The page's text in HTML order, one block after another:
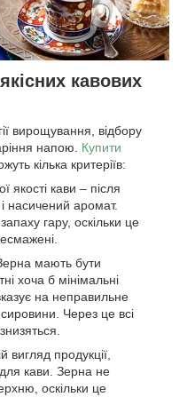
кавових
вирощування, відбору
напою. Купити
кілька критеріїв:
якості кави – після
насичений аромат.
гару, оскільки це
мають бути
хоча б мінімальні
на неправильне
Через це всі
вигляд продукції,
кави. Зерна не
оскільки це